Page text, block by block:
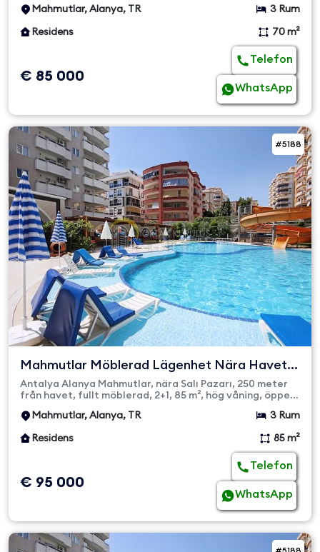
Mahmutlar, Alanya, TR
3 Rum
Residens
70 m²
€ 85 000
Telefon
WhatsApp
#5188
Mahmutlar Möblerad Lägenhet Nära Havet
Till Salu
Antalya Alanya Mahmutlar, nära Salı Pazarı, 250 meter
från havet, fullt möblerad, 2+1, 85 m², hög våning, öppen
Mahmutlar, Alanya, TR
3 Rum
Residens
85 m²
€ 95 000
Telefon
WhatsApp